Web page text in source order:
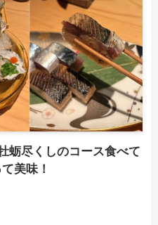
蛎尽くしのコース食べて
美味！